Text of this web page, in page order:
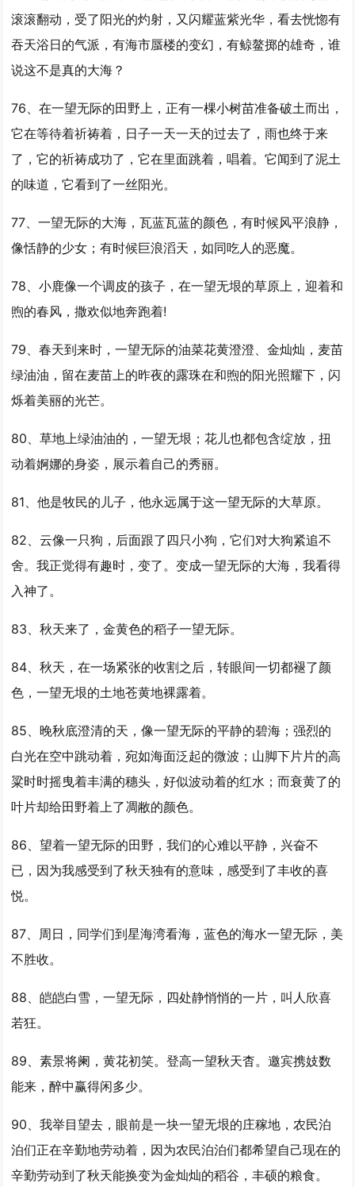
滚滚翻动，受了阳光的灼射，又闪耀蓝紫光华，看去恍惚有
吞天浴日的气派，有海市蜃楼的变幻，有鲸鳌掷的雄奇，谁
说这不是真的大海？
76、在一望无际的田野上，正有一棵小树苗准备破土而出，
它在等待着祈祷着，日子一天一天的过去了，雨也终于来
了，它的祈祷成功了，它在里面跳着，唱着。它闻到了泥土
的味道，它看到了一丝阳光。
77、一望无际的大海，瓦蓝瓦蓝的颜色，有时候风平浪静，
像恬静的少女；有时候巨浪滔天，如同吃人的恶魔。
78、小鹿像一个调皮的孩子，在一望无垠的草原上，迎着和
煦的春风，撒欢似地奔跑着!
79、春天到来时，一望无际的油菜花黄澄澄、金灿灿，麦苗
绿油油，留在麦苗上的昨夜的露珠在和煦的阳光照耀下，闪
烁着美丽的光芒。
80、草地上绿油油的，一望无垠；花儿也都包含绽放，扭
动着婀娜的身姿，展示着自己的秀丽。
81、他是牧民的儿子，他永远属于这一望无际的大草原。
82、云像一只狗，后面跟了四只小狗，它们对大狗紧追不
舍。我正觉得有趣时，变了。变成一望无际的大海，我看得
入神了。
83、秋天来了，金黄色的稻子一望无际。
84、秋天，在一场紧张的收割之后，转眼间一切都褪了颜
色，一望无垠的土地苍黄地裸露着。
85、晚秋底澄清的天，像一望无际的平静的碧海；强烈的
白光在空中跳动着，宛如海面泛起的微波；山脚下片片的高
粱时时摇曳着丰满的穗头，好似波动着的红水；而衰黄了的
叶片却给田野着上了凋敝的颜色。
86、望着一望无际的田野，我们的心难以平静，兴奋不
已，因为我感受到了秋天独有的意味，感受到了丰收的喜
悦。
87、周日，同学们到星海湾看海，蓝色的海水一望无际，美
不胜收。
88、皑皑白雪，一望无际，四处静悄悄的一片，叫人欣喜
若狂。
89、素景将阑，黄花初笑。登高一望秋天杳。邀宾携妓数
能来，醉中赢得闲多少。
90、我举目望去，眼前是一块一望无垠的庄稼地，农民泊
泊们正在辛勤地劳动着，因为农民泊泊们都希望自己现在的
辛勤劳动到了秋天能换变为金灿灿的稻谷，丰硕的粮食。